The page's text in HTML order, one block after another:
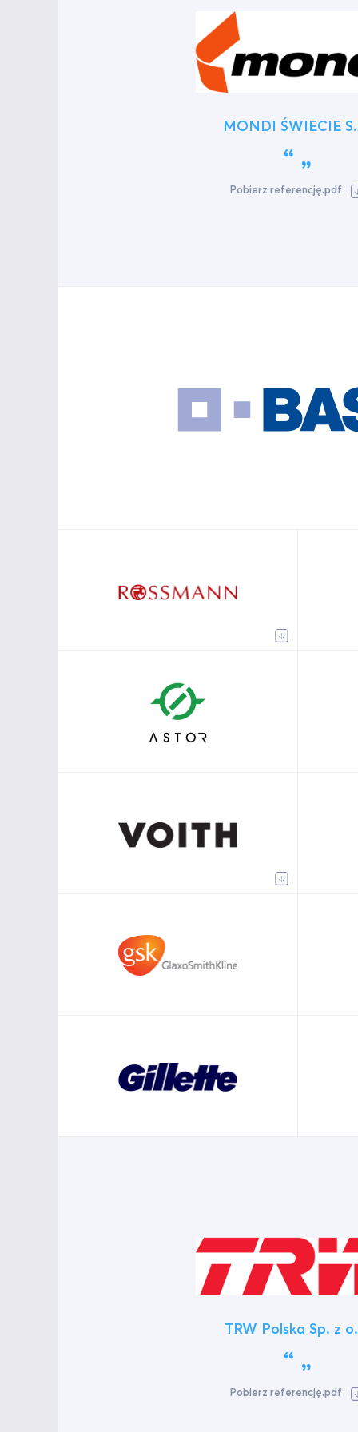
MONDI ŚWIECIE
Pobierz referencję.pdf
TRW Polska Sp. z
Pobierz referencję.pdf